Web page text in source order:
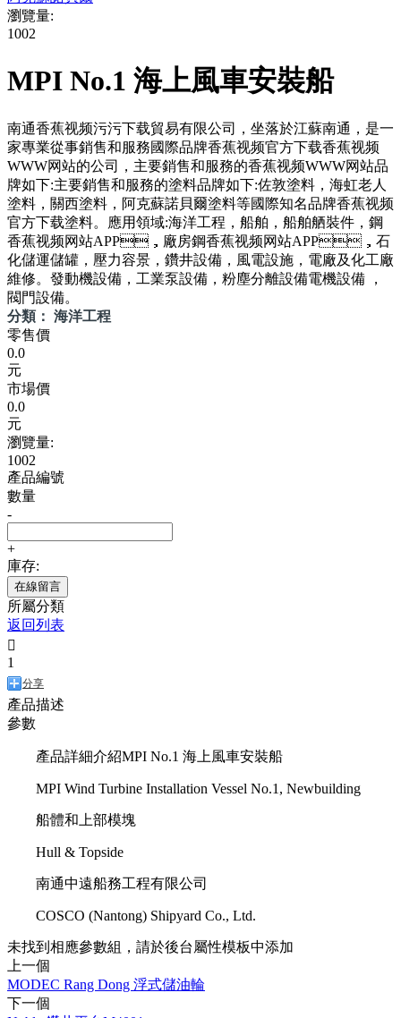
瀏覽量:
1002
MPI No.1 海上風車安裝船
南通香蕉视频污污下载貿易有限公司，坐落於江蘇南通，是一
家專業從事銷售和服務國際品牌香蕉视频官方下载香蕉视频
WWW网站的公司，主要銷售和服務的香蕉视频WWW网站品
牌如下:主要銷售和服務的塗料品牌如下:佐敦塗料，海虹老人
塗料，關西塗料，阿克蘇諾貝爾塗料等國際知名品牌香蕉视频
官方下载塗料。應用領域:海洋工程，船舶，船舶舾裝件，鋼
香蕉视频网站APP，廠房鋼香蕉视频网站APP，石
化儲運儲罐，壓力容景，鑽井設備，風電設施，電廠及化工廠
維修。發動機設備，工業泵設備，粉塵分離設備電機設備 ，
閥門設備。
分類： 海洋工程
零售價
0.0
元
市場價
0.0
元
瀏覽量:
1002
產品編號
數量
-
+
庫存:
在線留言
所屬分類
返回列表

1
分享
產品描述
參數
產品詳細介紹MPI No.1 海上風車安裝船
MPI Wind Turbine Installation Vessel No.1, Newbuilding
船體和上部模塊
Hull & Topside
南通中遠船務工程有限公司
COSCO (Nantong) Shipyard Co., Ltd.
未找到相應參數組，請於後台屬性模板中添加
上一個
MODEC Rang Dong 浮式儲油輪
下一個